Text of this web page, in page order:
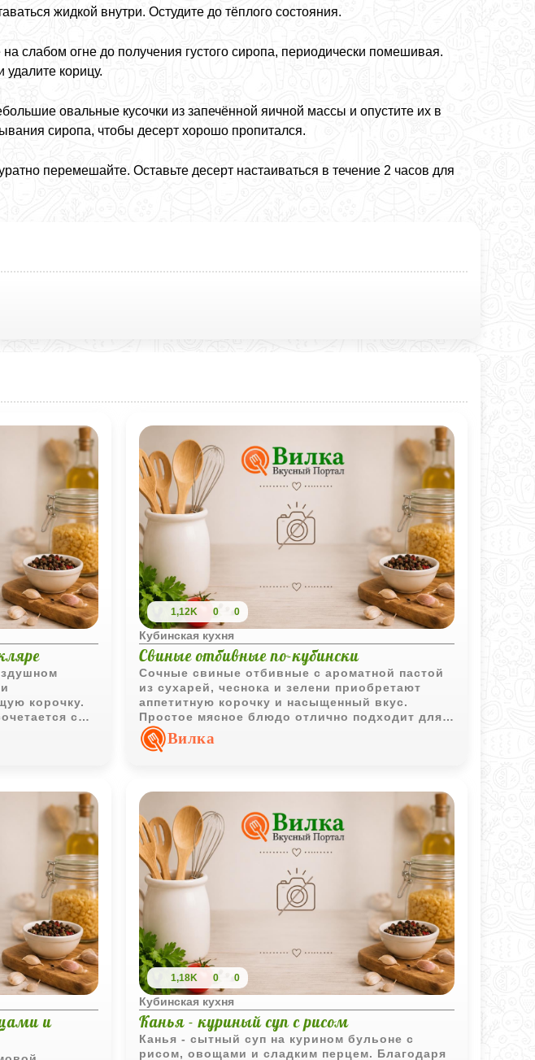
жидкой внутри. Остудите до тёплого состояния.
слабом огне до получения густого сиропа, периодически помешивая.
корицу.
овальные кусочки из запечённой яичной массы и опустите их в
сиропа, чтобы десерт хорошо пропитался.
перемешайте. Оставьте десерт настаиваться в течение 2 часов для
корочку.
с
1,12K 0 0
Кубинская кухня
Свиные отбивные по-кубински
Сочные свиные отбивные с ароматной пастой
из сухарей, чеснока и зелени приобретают
аппетитную корочку и насыщенный вкус.
Простое мясное блюдо отлично подходит для
повседневного меню.
Вилка
и
1,18K 0 0
Кубинская кухня
Канья - куриный суп с рисом
Канья - сытный суп на курином бульоне с
рисом, овощами и сладким перцем. Благодаря